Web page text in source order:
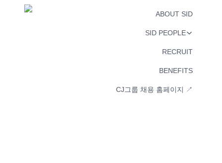
ABOUT SID
SID PEOPLE
RECRUIT
BENEFITS
CJ그룹 채용 홈페이지 ↗︎